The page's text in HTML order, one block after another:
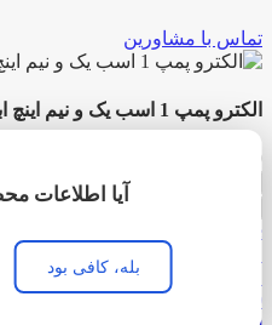
تماس با مشاورین
الکترو پمپ 1 اسب یک و نیم اینچ ابارا تکفاز مدل CMR 1.00 M.L
20,480,000
افزودن به سبد خرید خرید کنید
Add to compare
افزودن به علاقه مندی
آیا اطلاعات
بله، کافی بود
0
علاقه مندی